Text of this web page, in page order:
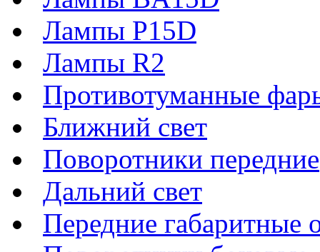
Лампы P15D
Лампы R2
Противотуманные
Ближний свет
Поворотники передние
Дальний свет
Передние габаритные